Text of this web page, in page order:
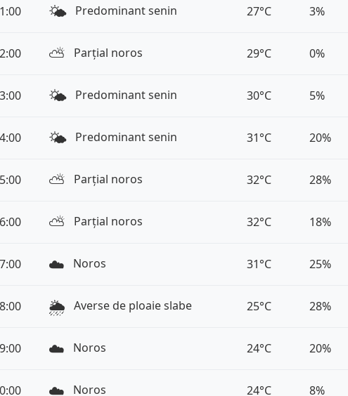
🌤️ Predominant senin 27°C 3%
⛅️ Parțial noros 29°C 0%
🌤️ Predominant senin 30°C 5%
🌤️ Predominant senin 31°C 20%
⛅️ Parțial noros 32°C 28%
⛅️ Parțial noros 32°C 18%
☁️ Noros 31°C 25%
🌦️ Averse de ploaie slabe 25°C 28%
☁️ Noros 24°C 20%
☁️ Noros 24°C 8%